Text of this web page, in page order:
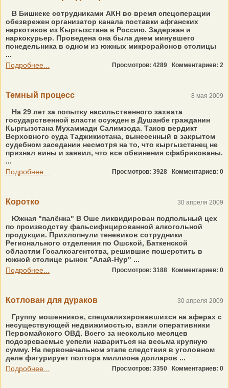
В Бишкеке сотрудниками АКН во время спецоперации
обезврежен организатор канала поставки афганских
наркотиков из Кыргызстана в Россию. Задержан и
наркокурьер. Проведена она была днем минувшего
понедельника в одном из южных микрорайонов столицы
...
Подробнее...
Просмотров: 4289 Комментариев: 2
Темный процесс 8 мая 2009
На 29 лет за попытку насильственного захвата
государственной власти осужден в Душанбе гражданин
Кыргызстана Мухаммади Салимзода. Таков вердикт
Верховного суда Таджикистана, вынесенный в закрытом
судебном заседании несмотря на то, что кыргызстанец не
признал вины и заявил, что все обвинения сфабрикованы.
...
Подробнее...
Просмотров: 3928 Комментариев: 0
Коротко 30 апреля 2009
Южная "палёнка" В Оше ликвидирован подпольный цех
по производству фальсифицированной алкогольной
продукции. Прихлопнули теневиков сотрудники
Регионального отделения по Ошской, Баткенской
областям Госалкоагентства, решившие пошерстить в
южной столице рынок "Алай-Нур" ...
Подробнее...
Просмотров: 3188 Комментариев: 0
Котлован для дураков 30 апреля 2009
Группу мошенников, специализировавшихся на аферах с
несуществующей недвижимостью, взяли оперативники
Первомайского ОВД. Всего за несколько месяцев
подозреваемые успели навариться на весьма крупную
сумму. На первоначальном этапе следствия в уголовном
деле фигурирует полтора миллиона долларов ...
Подробнее...
Просмотров: 3350 Комментариев: 0